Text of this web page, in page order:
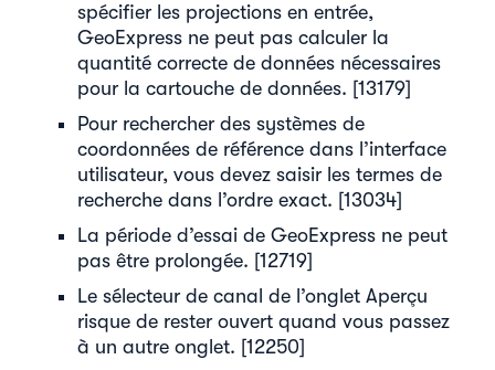
spécifier les projections en entrée,
GeoExpress ne peut pas calculer la
quantité correcte de données nécessaires
pour la cartouche de données. [13179]
Pour rechercher des systèmes de
coordonnées de référence dans l’interface
utilisateur, vous devez saisir les termes de
recherche dans l’ordre exact. [13034]
La période d’essai de GeoExpress ne peut
pas être prolongée. [12719]
Le sélecteur de canal de l’onglet Aperçu
risque de rester ouvert quand vous passez
à un autre onglet. [12250]